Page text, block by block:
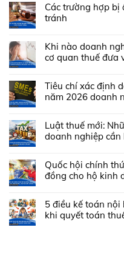
Các trường hợp bị
tránh
Khi nào doanh
cơ quan thuế đưa
Tiêu chí xác định
năm 2026 doanh
Luật thuế mới:
doanh nghiệp cần
Quốc hội chính
đồng cho hộ kinh
5 điều kế toán nội
khi quyết toán